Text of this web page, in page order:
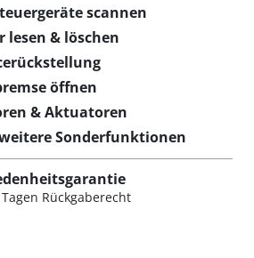
scannen
lesen & löschen
öffnen
& Aktuatoren
Sonderfunktionen
Rückgaberecht